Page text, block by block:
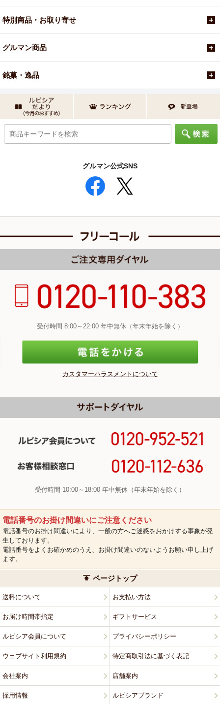
特別商品・お取り寄せ
グルマン商品
銘菓・逸品
グルマン公式SNS
受付時間 8:00～22:00 年中無休（年末年始を除く）
カスタマーハラスメントについて
受付時間 10:00～18:00 年中無休（年末年始を除く）
電話番号のお掛け間違いにご注意ください
電話番号のお掛け間違いにより、一般の方へご迷惑をおかけする事象が発
生しております。
電話番号をよくお確かめのうえ、お掛け間違いのないようお願い申し上げ
ます。
ページトップ
送料について お支払い方法
お届け時間帯指定 ギフトサービス
ルピシア会員について プライバシーポリシー
ウェブサイト利用規約 特定商取引法に基づく表記
会社案内 店舗案内
採用情報 ルピシアブランド